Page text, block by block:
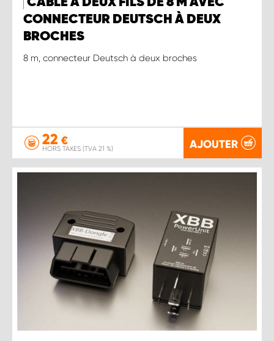
CONNECTEUR DEUTSCH À DEUX
BROCHES
8 m, connecteur Deutsch à deux broches
22 €
HORS TAXES (TVA 21 %) AJOUTER